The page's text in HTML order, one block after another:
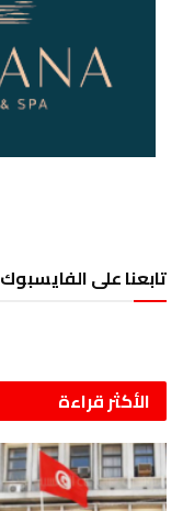
تابعنا على الفايسبوك
الأكثر قراءة